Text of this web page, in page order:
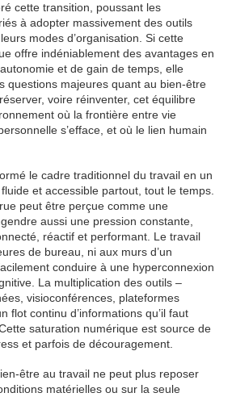
cette transition, poussant les
à adopter massivement des outils
modes d’organisation. Si cette
offre indéniablement des avantages en
et de gain de temps, elle
questions majeures quant au bien-être
voire réinventer, cet équilibre
où la frontière entre vie
s’efface, et où le lien humain
le cadre traditionnel du travail en un
et accessible partout, tout le temps.
peut être perçue comme une
aussi une pression constante,
réactif et performant. Le travail
de bureau, ni aux murs d’un
conduire à une hyperconnexion
La multiplication des outils –
visioconférences, plateformes
flot continu d’informations qu’il faut
saturation numérique est source de
et parfois de découragement.
être au travail ne peut plus reposer
matérielles ou sur la seule